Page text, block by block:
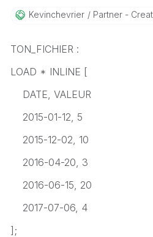
Kevinchevrier Partner -
TON_FICHIER :
LOAD * INLINE [
DATE, VALEUR
2015-01-12, 5
2015-12-02, 10
2016-04-20, 3
2016-06-15, 20
2017-07-06, 4
];